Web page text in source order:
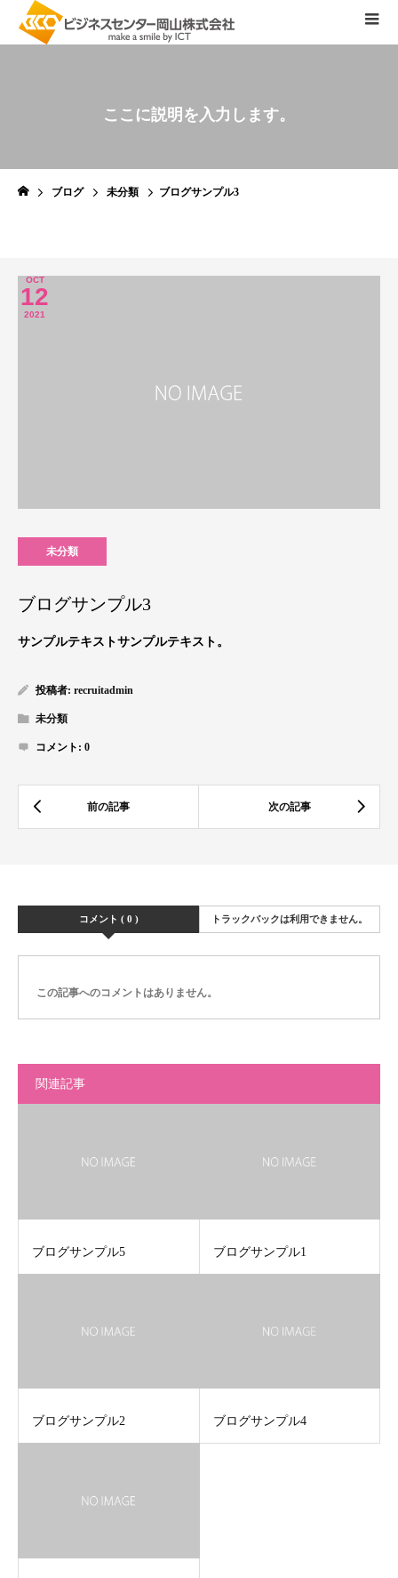
こ こ に説明 を 入 力 し ま す。
ブログ 未分類 ブログサンプル3
OCT
12
2021
未分類
ブログサンプル3
サンプルテキストサンプルテキスト。
投稿者: recruitadmin
未分類
コメント: 0
コメント ( 0 ) トラックバックは利用できません。
この記事へのコメントはありません。
関連記事
ブログサンプル5 ブログサンプル1
ブログサンプル2 ブログサンプル4